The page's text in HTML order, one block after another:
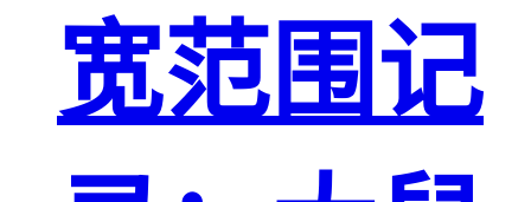
宽范围记